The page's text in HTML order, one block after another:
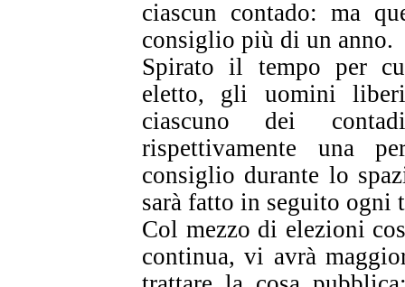
ciascun contado: ma
consiglio più di un anno.
Spirato il tempo per
eletto, gli uomini
ciascuno dei
rispettivamente una
consiglio durante lo
sarà fatto in seguito ogni
Col mezzo di elezioni
continua, vi avrà